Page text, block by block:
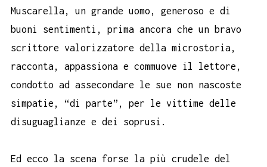
Muscarella, un grande uomo, generoso e di
buoni sentimenti, prima ancora che un bravo
scrittore valorizzatore della microstoria,
racconta, appassiona e commuove il lettore,
condotto ad assecondare le sue non nascoste
simpatie, “di parte”, per le vittime delle
disuguaglianze e dei soprusi.
Ed ecco la scena forse la più crudele del